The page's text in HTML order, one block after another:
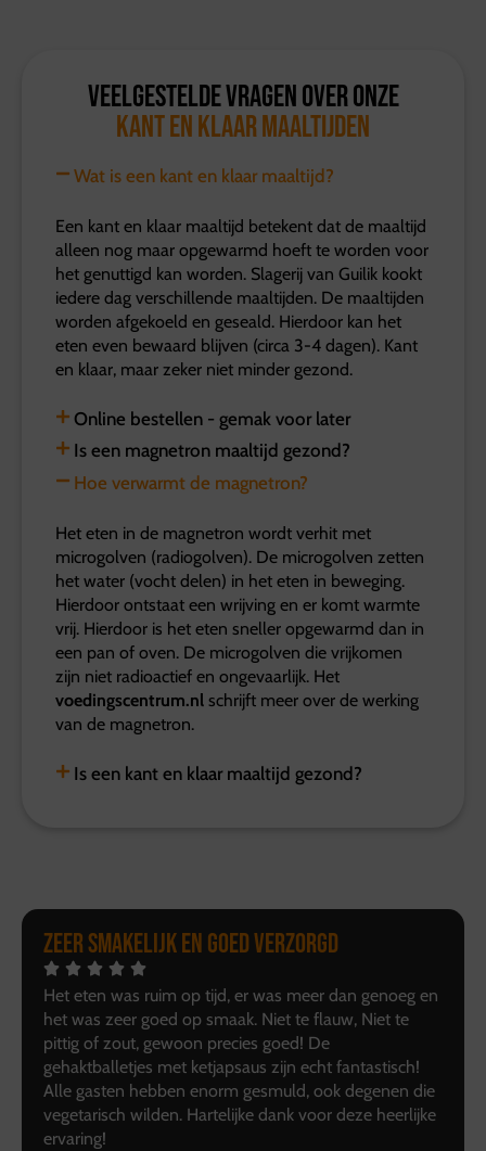
Veelgestelde vragen over onze
kant en klaar maaltijden
Wat is een kant en klaar maaltijd?
Een kant en klaar maaltijd betekent dat de maaltijd
alleen nog maar opgewarmd hoeft te worden voor
het genuttigd kan worden. Slagerij van Guilik kookt
iedere dag verschillende maaltijden. De maaltijden
worden afgekoeld en geseald. Hierdoor kan het
eten even bewaard blijven (circa 3-4 dagen). Kant
en klaar, maar zeker niet minder gezond.
Online bestellen - gemak voor later
Is een magnetron maaltijd gezond?
Hoe verwarmt de magnetron?
Het eten in de magnetron wordt verhit met
microgolven (radiogolven). De microgolven zetten
het water (vocht delen) in het eten in beweging.
Hierdoor ontstaat een wrijving en er komt warmte
vrij. Hierdoor is het eten sneller opgewarmd dan in
een pan of oven. De microgolven die vrijkomen
zijn niet radioactief en ongevaarlijk. Het
voedingscentrum.nl schrijft meer over de werking
van de magnetron.
Is een kant en klaar maaltijd gezond?
Zeer smakelijk en goed verzorgd
Het eten was ruim op tijd, er was meer dan genoeg en
het was zeer goed op smaak. Niet te flauw, Niet te
pittig of zout, gewoon precies goed! De
gehaktballetjes met ketjapsaus zijn echt fantastisch!
Alle gasten hebben enorm gesmuld, ook degenen die
vegetarisch wilden. Hartelijke dank voor deze heerlijke
ervaring!